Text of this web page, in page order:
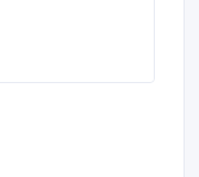
Казахстана,